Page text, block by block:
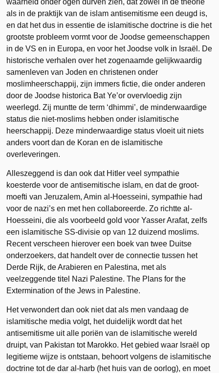
als in de praktijk van de islam antisemitisme een deugd is,
en dat het dus in essentie de islamitische doctrine is die het
grootste probleem vormt voor de Joodse gemeenschappen
in de VS en in Europa, en voor het Joodse volk in Israël. De
historische verhalen over het zogenaamde gelijkwaardig
samenleven van Joden en christenen onder
moslimheerschappij, zijn immers fictie, die onder anderen
door de Joodse historica Bat Ye’or overvloedig zijn
weerlegd. Zij muntte de term ‘dhimmi’, de minderwaardige
status die niet-moslims hebben onder islamitische
heerschappij. Deze minderwaardige status vloeit uit niets
anders voort dan de Koran en de islamitische
overleveringen.
Alleszeggend is dan ook dat Hitler veel sympathie
koesterde voor de antisemitische islam, en dat de groot-
moefti van Jeruzalem, Amin al-Hoesseini, sympathie had
voor de nazi’s en met hen collaboreerde. Zo richtte al-
Hoesseini, die als voorbeeld gold voor Yasser Arafat, zelfs
een islamitische SS-divisie op van 12 duizend moslims.
Recent verscheen hierover een boek van twee Duitse
onderzoekers, dat handelt over de connectie tussen het
Derde Rijk, de Arabieren en Palestina, met als
veelzeggende titel Nazi Palestine. The Plans for the
Extermination of the Jews in Palestine.
Het verwondert dan ook niet dat als men vandaag de
islamitische media volgt, het duidelijk wordt dat het
antisemitisme uit alle poriën van de islamitische wereld
druipt, van Pakistan tot Marokko. Het gebied waar Israël op
legitieme wijze is ontstaan, behoort volgens de islamitische
doctrine tot de dar al-harb (het huis van de oorlog), en moet